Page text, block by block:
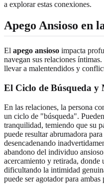
a explorar estas conexiones.
Apego Ansioso en
El apego ansioso impacta
navegan sus relaciones
llevar a malentendidos y
El Ciclo de Búsqueda
En las relaciones, la persona
un ciclo de "búsqueda".
tranquilidad, temiendo que su
puede resultar abrumadora
desencadenando
abandono del individuo
acercamiento y retirada, donde
dificultando la intimidad
puede ser agotador para